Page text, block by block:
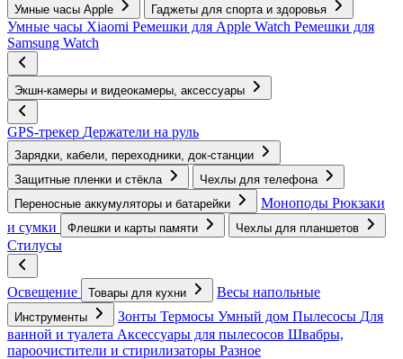
Умные часы Apple Гаджеты для спорта и здоровья
Умные часы Xiaomi Ремешки для Apple Watch Ремешки для
Samsung Watch
Экшн-камеры и видеокамеры, аксессуары
GPS-трекер Держатели на руль
Зарядки, кабели, переходники, док-станции
Защитные пленки и стёкла
Чехлы для телефона
Переносные аккумуляторы и батарейки
Моноподы Рюкзаки
и сумки
Флешки и карты памяти Чехлы для планшетов
Стилусы
Освещение Товары для кухни Весы напольные
Инструменты Зонты Термосы Умный дом Пылесосы Для
ванной и туалета Аксессуары для пылесосов Швабры,
пароочистители и стирилизаторы Разное